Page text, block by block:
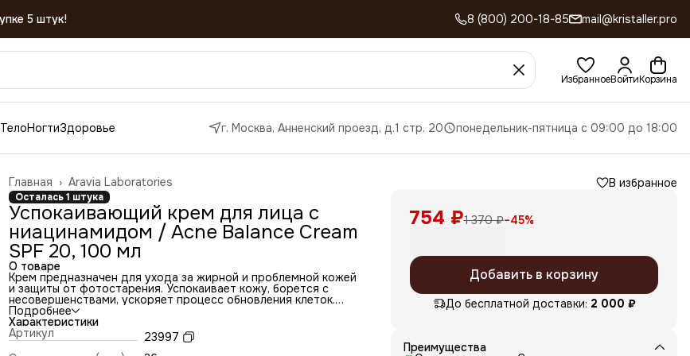
8 (800) 200-18-85 mail@kristaller.pro
ИзбранноеВойтиКорзина
ТелоНогтиЗдоровье г. Москва, Анненский проезд, д.1 стр. 20 понедельник-пятница с 09:00 до 18:00
Aravia Laboratories
Главная ›
Осталась 1 штука
Успокаивающий крем для лица с
ниацинамидом / Acne Balance Cream
SPF 20, 100 мл
О товаре
Крем предназначен для ухода за жирной и проблемной кожей
и защиты от фотостарения. Успокаивает кожу, борется с
несовершенствами, ускоряет процесс обновления клеток.
Тонизирует, снижает отечность, устраняет шелушения и
покраснения, нормализует водно-жировой баланс в коже.
Крем обладает выраженным антиоксидантным действием,
защищает кожу от негативного воздействия окружающей
Подробнее
Характеристики
Артикул
23997
В избранное
754 ₽1 370 ₽−45%
Добавить в корзину
До бесплатной доставки: 2 000 ₽
Преимущества